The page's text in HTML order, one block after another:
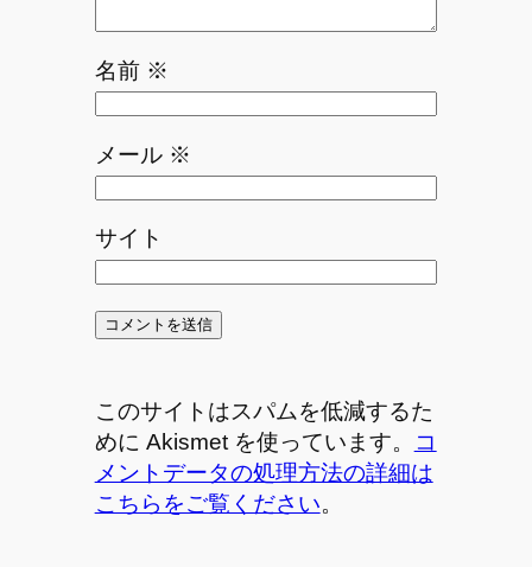
名前 ※
メール ※
サイト
このサイトはスパムを低減するた
めに Akismet を使っています。
コ
メントデータの処理方法の詳細は
こちらをご覧ください。